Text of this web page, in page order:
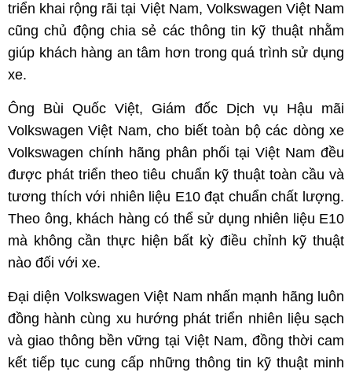
triển khai rộng rãi tại Việt Nam, Volkswagen Việt Nam
cũng chủ động chia sẻ các thông tin kỹ thuật nhằm
giúp khách hàng an tâm hơn trong quá trình sử dụng
xe.
Ông Bùi Quốc Việt, Giám đốc Dịch vụ Hậu mãi
Volkswagen Việt Nam, cho biết toàn bộ các dòng xe
Volkswagen chính hãng phân phối tại Việt Nam đều
được phát triển theo tiêu chuẩn kỹ thuật toàn cầu và
tương thích với nhiên liệu E10 đạt chuẩn chất lượng.
Theo ông, khách hàng có thể sử dụng nhiên liệu E10
mà không cần thực hiện bất kỳ điều chỉnh kỹ thuật
nào đối với xe.
Đại diện Volkswagen Việt Nam nhấn mạnh hãng luôn
đồng hành cùng xu hướng phát triển nhiên liệu sạch
và giao thông bền vững tại Việt Nam, đồng thời cam
kết tiếp tục cung cấp những thông tin kỹ thuật minh